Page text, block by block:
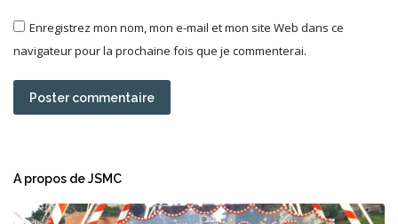
Enregistrez mon nom, mon e-mail et mon site Web dans ce
navigateur pour la prochaine fois que je commenterai.
Poster commentaire
A propos de JSMC